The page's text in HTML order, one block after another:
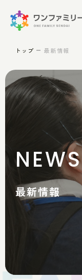
トップ 最新情報
NEWS
最新情報